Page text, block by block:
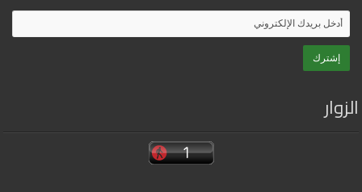
الزوار